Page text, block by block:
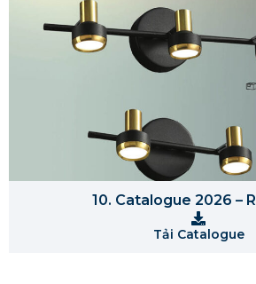
10. Catalogue 2026 –
Tải Catalogue